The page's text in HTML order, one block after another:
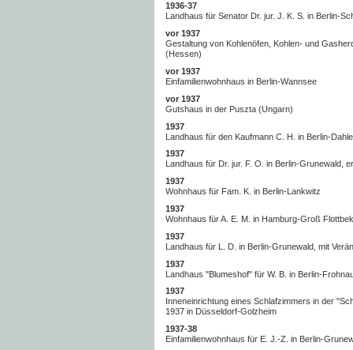
1936-37
Landhaus für Senator Dr. jur. J. K. S. in Berlin-
vor 1937
Gestaltung von Kohlenöfen, Kohlen- und
(Hessen)
vor 1937
Einfamilienwohnhaus in Berlin-Wannsee
vor 1937
Gutshaus in der Puszta (Ungarn)
1937
Landhaus für den Kaufmann C. H. in Berlin-
1937
Landhaus für Dr. jur. F. O. in Berlin-Grunewald,
1937
Wohnhaus für Fam. K. in Berlin-Lankwitz
1937
Wohnhaus für A. E. M. in Hamburg-Groß Flottbek
1937
Landhaus für L. D. in Berlin-Grunewald, mit
1937
Landhaus "Blumeshof" für W. B. in Berlin-
1937
Inneneinrichtung eines Schlafzimmers in der
1937 in Düsseldorf-Golzheim
1937-38
Einfamilienwohnhaus für E. J.-Z. in Berlin-